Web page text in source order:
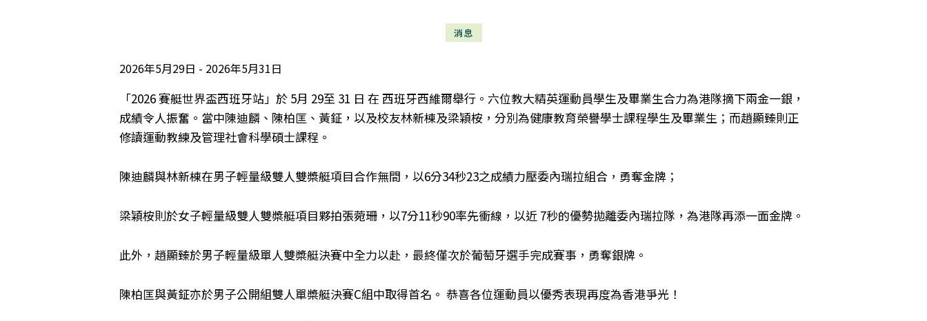
消息
2026年5月29日 2026年5月31日
「2026 賽艇世界盃西班牙站」於 5月 29至 31 日 在 西班牙西維爾舉行。六位教大精英運動員學生及畢業生合力為港隊摘下兩金一銀，
成績令人振奮。當中陳迪麟、陳柏匡、黃鉦，以及校友林新棟及梁穎桉，分別為健康教育榮譽學士課程學生及畢業生；而趙顯臻則正
修讀運動教練及管理社會科學碩士課程。
陳迪麟與林新棟在男子輕量級雙人雙槳艇項目合作無間，以6分34秒23之成績力壓委內瑞拉組合，勇奪金牌；
梁穎桉則於女子輕量級雙人雙槳艇項目夥拍張菀珊，以7分11秒90率先衝線，以近 7秒的優勢拋離委內瑞拉隊，為港隊再添一面金牌。
此外，趙顯臻於男子輕量級單人雙槳艇決賽中全力以赴，最終僅次於葡萄牙選手完成賽事，勇奪銀牌。
陳柏匡與黃鉦亦於男子公開組雙人單槳艇決賽C組中取得首名。 恭喜各位運動員以優秀表現再度為香港爭光！